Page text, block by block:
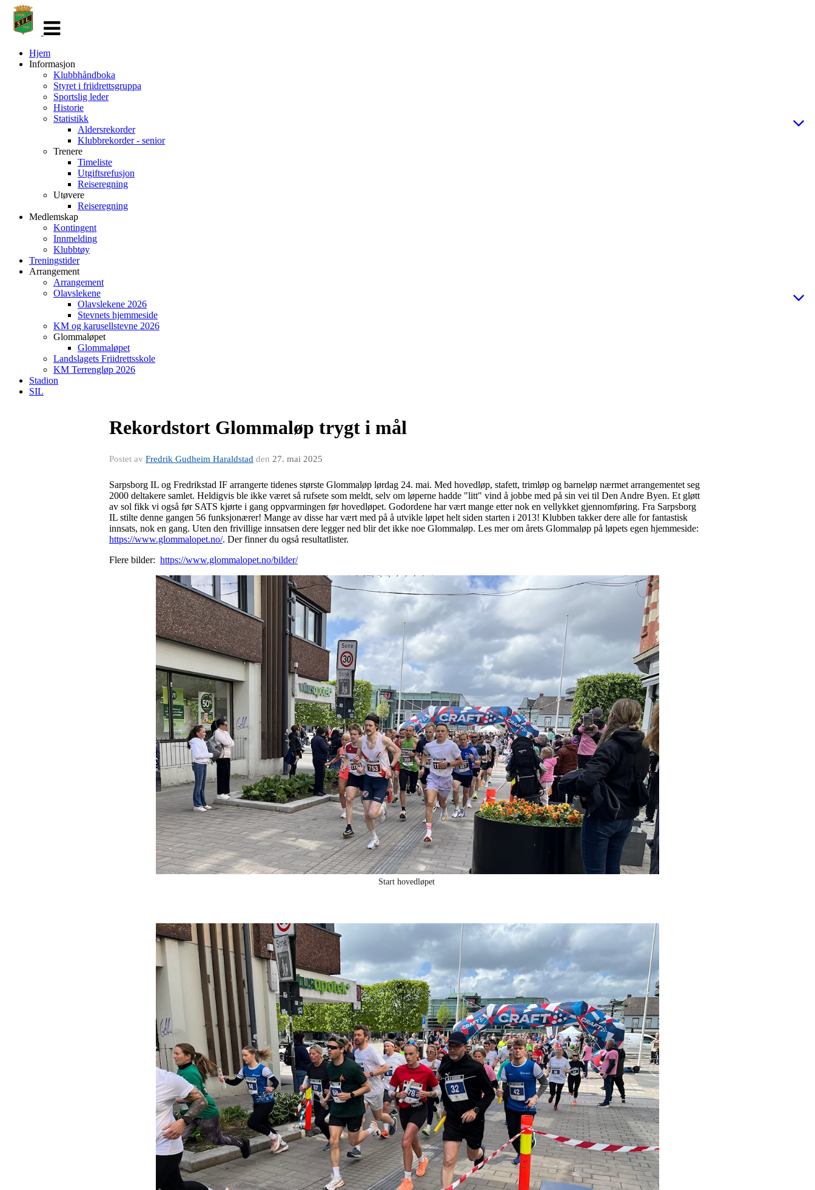
navigasjon
Hjem
Informasjon
Klubbhåndboka
Styret i friidrettsgruppa
Sportslig leder
Historie
Statistikk
Aldersrekorder
Klubbrekorder - senior
Trenere
Timeliste
Utgiftsrefusjon
Reiseregning
Utøvere
Reiseregning
Medlemskap
Kontingent
Innmelding
Klubbtøy
Treningstider
Arrangement
Arrangement
Olavslekene
Olavslekene 2026
Stevnets hjemmeside
KM og karusellstevne 2026
Glommaløpet
Glommaløpet
Landslagets Friidrettsskole
KM Terrengløp 2026
Stadion
SIL
Rekordstort Glommaløp trygt i mål
Postet av Fredrik Gudheim Haraldstad den 27. mai 2025
Sarpsborg IL og Fredrikstad IF arrangerte tidenes største Glommaløp lørdag 24. mai. Med hovedløp, stafett, trimløp og barneløp nærmet arrangementet seg
2000 deltakere samlet. Heldigvis ble ikke været så rufsete som meldt, selv om løperne hadde "litt" vind å jobbe med på sin vei til Den Andre Byen. Et gløtt
av sol fikk vi også før SATS kjørte i gang oppvarmingen før hovedløpet. Godordene har vært mange etter nok en vellykket gjennomføring. Fra Sarpsborg
IL stilte denne gangen 56 funksjonærer! Mange av disse har vært med på å utvikle løpet helt siden starten i 2013! Klubben takker dere alle for fantastisk
innsats, nok en gang. Uten den frivillige innsatsen dere legger ned blir det ikke noe Glommaløp. Les mer om årets Glommaløp på løpets egen hjemmeside:
https://www.glommalopet.no/. Der finner du også resultatlister.
Flere bilder: https://www.glommalopet.no/bilder/
Start hovedløpet